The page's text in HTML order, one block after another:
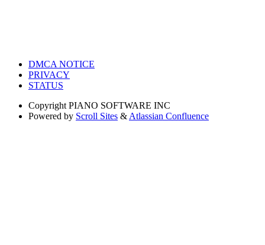
DMCA NOTICE
PRIVACY
STATUS
Copyright PIANO SOFTWARE INC
Powered by Scroll Sites & Atlassian Confluence